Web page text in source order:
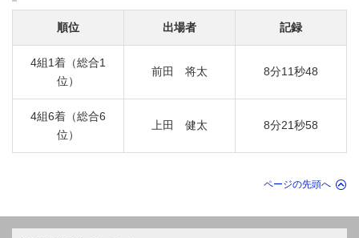
順位 出場者 記録
4組1着（総合1
位）
前田 将太 8分11秒48
4組6着（総合6
位）
上田 健太 8分21秒58
ページの先頭へ